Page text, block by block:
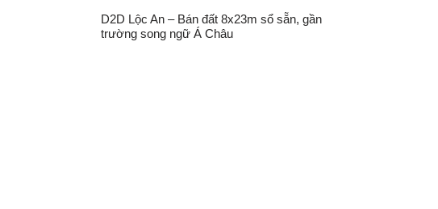
D2D Lộc An – Bán đất 8x23m sổ sẵn, gần
trường song ngữ Á Châu